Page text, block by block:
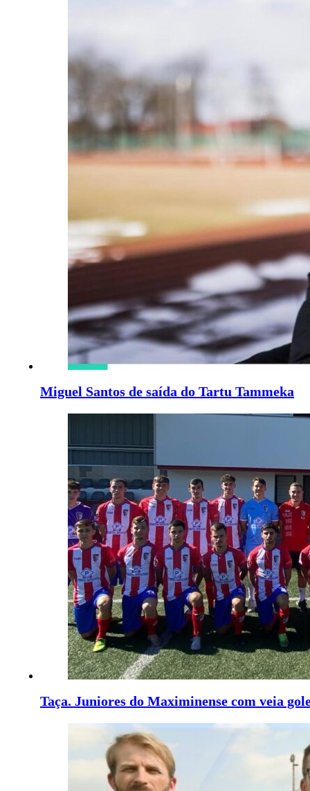
Miguel Santos de saída do Tartu Tammeka
Taça. Juniores do Maximinense com veia